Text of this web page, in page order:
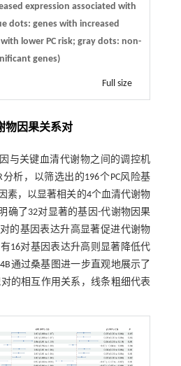
expression associated with
dots: genes with increased
lower PC risk; gray dots: non-
genes)
Full size
物因果关系对
与关键血清代谢物之间的调控机
析，以筛选出的196个PC风险基
素，以显著相关的4个血清代谢物
确了32对显著的基因-代谢物因果
的基因表达升高显著促进代谢物
16对基因表达升高则显著降低代
B通过桑基图进一步直观地展示了
的相互作用关系，线条粗细代表